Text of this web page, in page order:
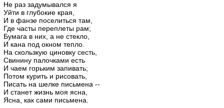
Не раз задумывался я
Уйти в глубокие края,
И в фанзе поселиться там,
Где часты переплеты рам;
Бумага в них, а не стекло,
И кана под окном тепло.
На скользкую циновку сесть,
Свинину палочками есть
И чаем горьким запивать;
Потом курить и рисовать,
Писать на шелке письмена --
И станет жизнь моя ясна,
Ясна, как сами письмена.